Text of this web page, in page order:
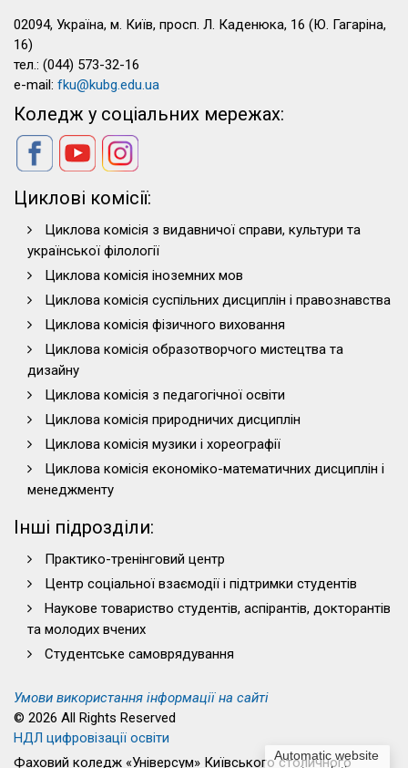
Automatic website
02094, Україна, м. Київ, просп. Л. Каденюка, 16 (Ю. Гагаріна,
16)
тел.: (044) 573-32-16
e-mail: fku@kubg.edu.ua
Коледж у соціальних мережах:
Циклові комісії:
Циклова комісія з видавничої справи, культури та
української філології
Циклова комісія іноземних мов
Циклова комісія суспільних дисциплін і правознавства
Циклова комісія фізичного виховання
Циклова комісія образотворчого мистецтва та
дизайну
Циклова комісія з педагогічної освіти
Циклова комісія природничих дисциплін
Циклова комісія музики і хореографії
Циклова комісія економіко-математичних дисциплін і
менеджменту
Інші підрозділи:
Практико-тренінговий центр
Центр соціальної взаємодії і підтримки студентів
Наукове товариство студентів, аспірантів, докторантів
та молодих вчених
Студентське самоврядування
Умови використання інформації на сайті
© 2026 All Rights Reserved
НДЛ цифровізації освіти
Фаховий коледж «Універсум» Київського столичного